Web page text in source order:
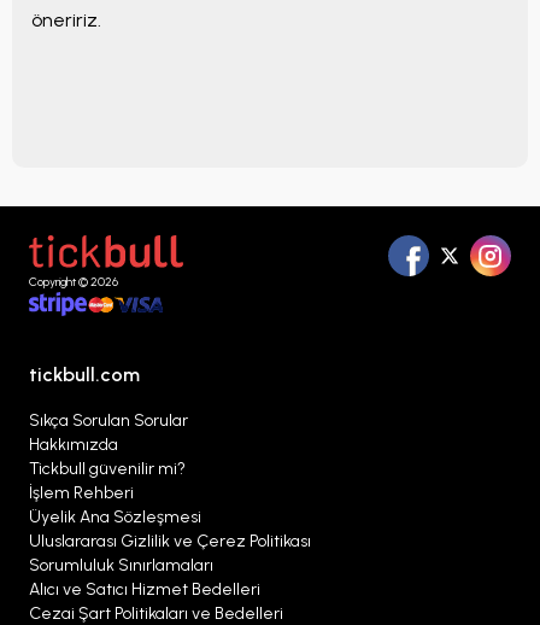
öneririz.
Copyright © 2026
tickbull.com
Sıkça Sorulan Sorular
Hakkımızda
Tickbull güvenilir mi?
İşlem Rehberi
Üyelik Ana Sözleşmesi
Uluslararası Gizlilik ve Çerez Politikası
Sorumluluk Sınırlamaları
Alıcı ve Satıcı Hizmet Bedelleri
Cezai Şart Politikaları ve Bedelleri